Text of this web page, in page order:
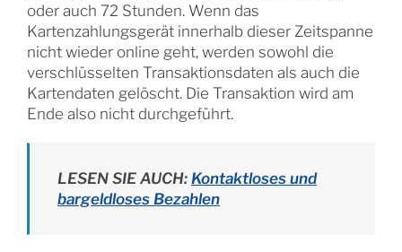
oder auch 72 Stunden. Wenn das
Kartenzahlungsgerät innerhalb dieser Zeitspanne
nicht wieder online geht, werden sowohl die
verschlüsselten Transaktionsdaten als auch die
Kartendaten gelöscht. Die Transaktion wird am
Ende also nicht durchgeführt.
LESEN SIE AUCH: Kontaktloses und
bargeldloses Bezahlen